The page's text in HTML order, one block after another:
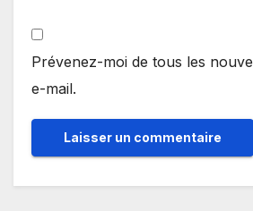
Prévenez-moi de tous les
e-mail.